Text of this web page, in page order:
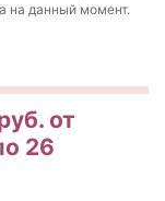
на данный момент.
от
26